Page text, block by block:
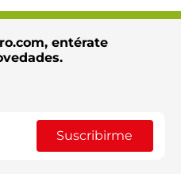
entérate
Suscribirme